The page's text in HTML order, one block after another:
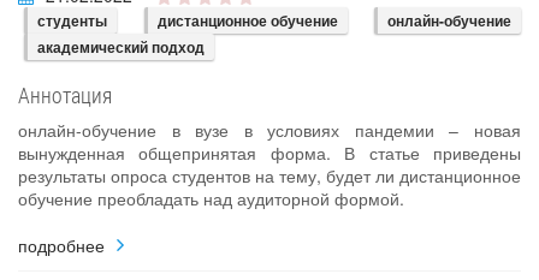
студенты дистанционное обучение
онлайн-обучение
академический подход
Аннотация
онлайн-обучение в вузе в условиях пандемии – новая
вынужденная общепринятая форма. В статье приведены
результаты опроса студентов на тему, будет ли дистанционное
обучение преобладать над аудиторной формой.
подробнее